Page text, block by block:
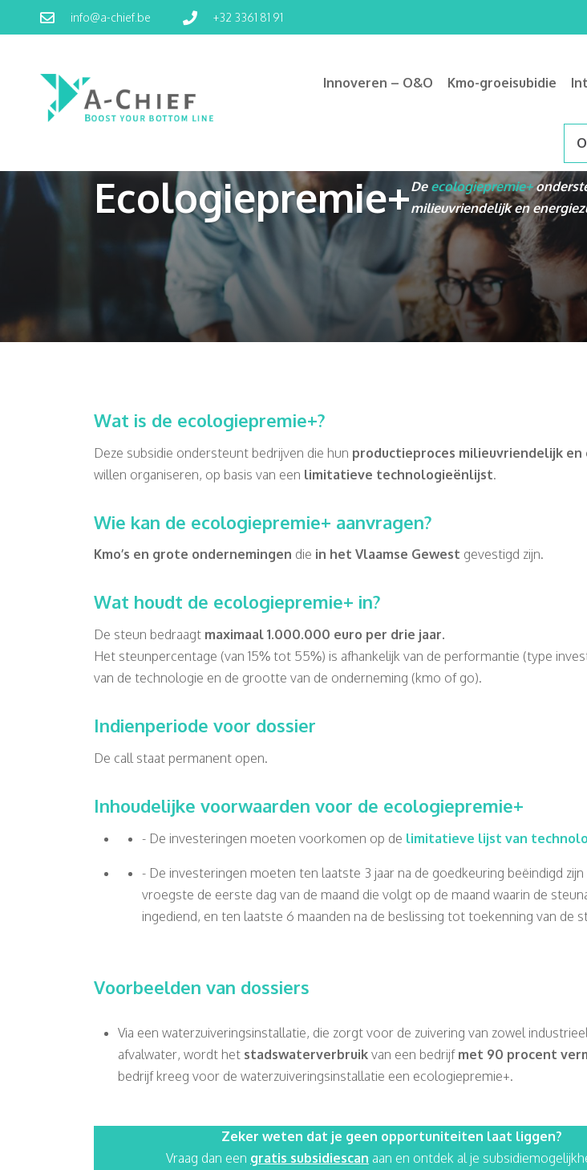
info@a-chief.be +32 3361 81 91
Innoveren – O&O
Kmo-groeisubidie
Ecologiepremie+De ecologiepremie+
milieuvriendelijk en
Wat is de ecologiepremie+?
Deze subsidie ondersteunt bedrijven die hun productieproces milieuvriendelijk en
willen organiseren, op basis van een limitatieve technologieënlijst.
Wie kan de ecologiepremie+ aanvragen?
Kmo’s en grote ondernemingen die in het Vlaamse Gewest gevestigd zijn.
Wat houdt de ecologiepremie+ in?
De steun bedraagt maximaal 1.000.000 euro per drie jaar.
Het steunpercentage (van 15% tot 55%) is afhankelijk van de performantie (type
van de technologie en de grootte van de onderneming (kmo of go).
Indienperiode voor dossier
De call staat permanent open.
Inhoudelijke voorwaarden voor de ecologiepremie+
- De investeringen moeten voorkomen op de limitatieve lijst van
- De investeringen moeten ten laatste 3 jaar na de goedkeuring beëindigd
vroegste de eerste dag van de maand die volgt op de maand waarin de
ingediend, en ten laatste 6 maanden na de beslissing tot toekenning van de
Voorbeelden van dossiers
Via een waterzuiveringsinstallatie, die zorgt voor de zuivering van zowel
afvalwater, wordt het stadswaterverbruik van een bedrijf met 90 procent
bedrijf kreeg voor de waterzuiveringsinstallatie een ecologiepremie+.
Zeker weten dat je geen opportuniteiten laat liggen?
Vraag dan een gratis subsidiescan aan en ontdek al je